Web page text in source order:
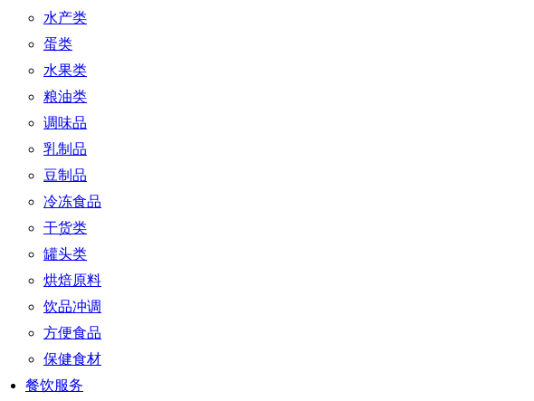
水产类
蛋类
水果类
粮油类
调味品
乳制品
豆制品
冷冻食品
干货类
罐头类
烘焙原料
饮品冲调
方便食品
保健食材
餐饮服务